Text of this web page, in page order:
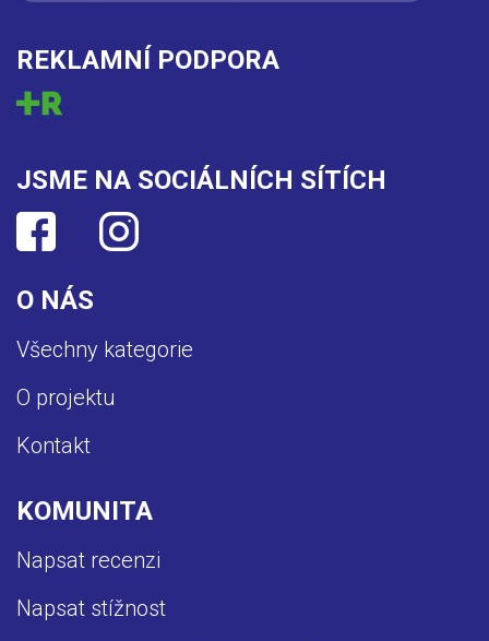
O NÁS
Všechny kategorie
O projektu
Kontakt
KOMUNITA
Napsat recenzi
Napsat stížnost
REKLAMNÍ PODPORA
JSME NA SOCIÁLNÍCH SÍTÍCH